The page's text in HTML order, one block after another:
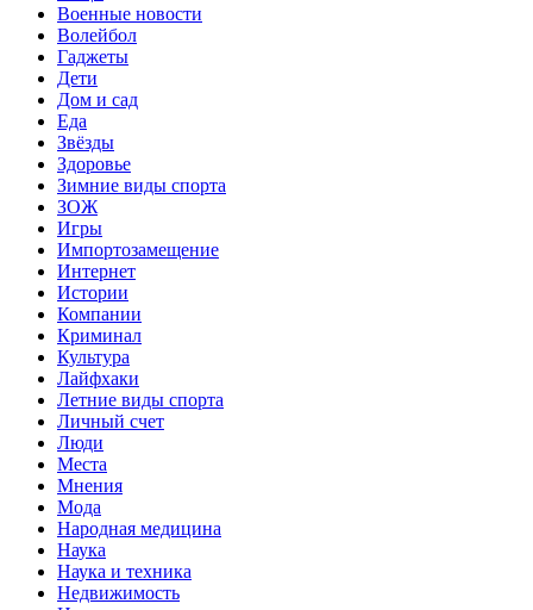
Военные новости
Волейбол
Гаджеты
Дети
Дом и сад
Еда
Звёзды
Здоровье
Зимние виды спорта
ЗОЖ
Игры
Импортозамещение
Интернет
Истории
Компании
Криминал
Культура
Лайфхаки
Летние виды спорта
Личный счет
Люди
Места
Мнения
Мода
Народная медицина
Наука
Наука и техника
Недвижимость